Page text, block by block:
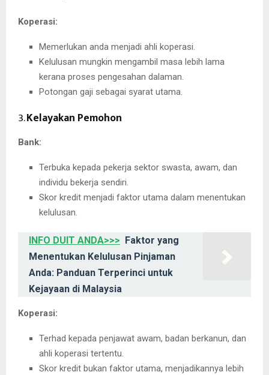
Koperasi:
Memerlukan anda menjadi ahli koperasi.
Kelulusan mungkin mengambil masa lebih lama
kerana proses pengesahan dalaman.
Potongan gaji sebagai syarat utama.
3.Kelayakan Pemohon
Bank:
Terbuka kepada pekerja sektor swasta, awam, dan
individu bekerja sendiri.
Skor kredit menjadi faktor utama dalam menentukan
kelulusan.
INFO DUIT ANDA>>> Faktor yang
Menentukan Kelulusan Pinjaman
Anda: Panduan Terperinci untuk
Kejayaan di Malaysia
Koperasi:
Terhad kepada penjawat awam, badan berkanun, dan
ahli koperasi tertentu.
Skor kredit bukan faktor utama, menjadikannya lebih